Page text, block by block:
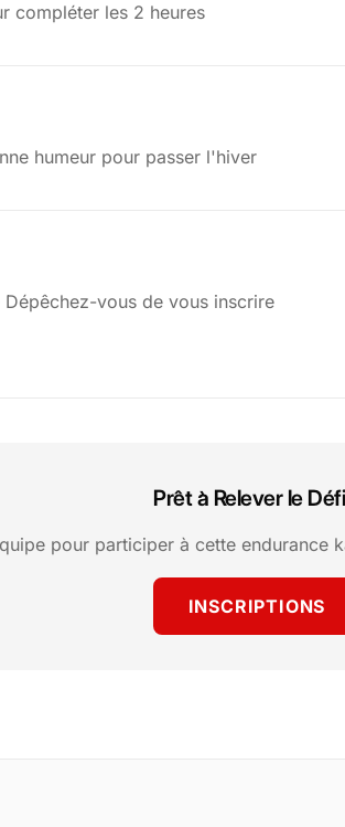
compléter les 2 heures
humeur pour passer l'hiver
vous de vous inscrire
Prêt à Relever le
pour participer à cette endurance
INSCRIPTIONS